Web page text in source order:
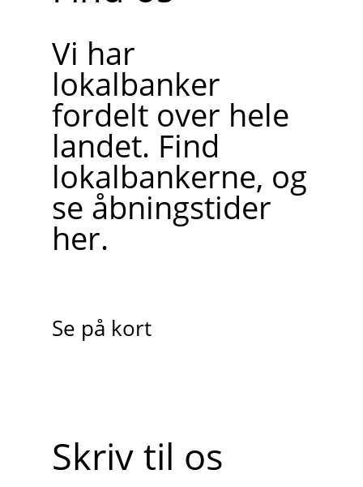
Vi har
lokalbanker
fordelt over hele
landet. Find
lokalbankerne, og
se åbningstider
her.
Se på kort
Skriv til os